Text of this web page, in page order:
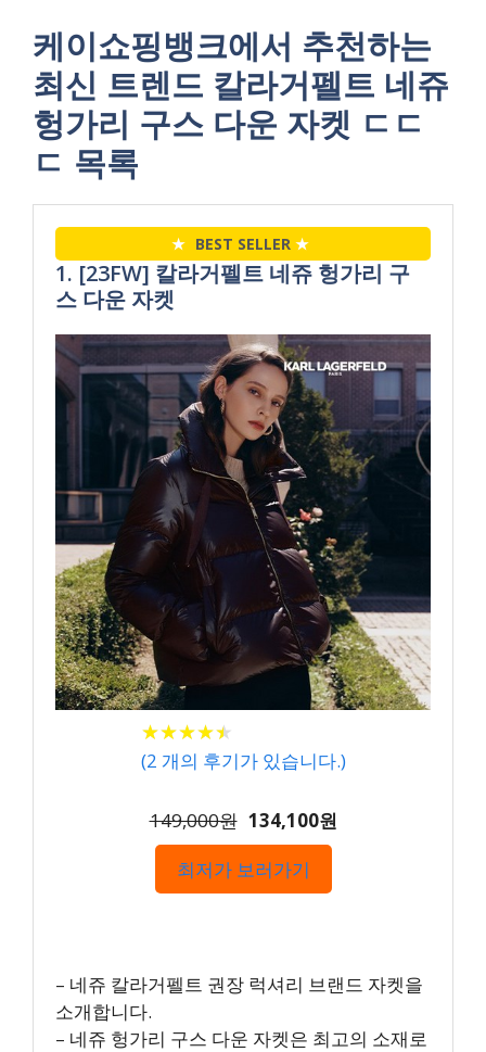
케이쇼핑뱅크에서 추천하는
최신 트렌드 칼라거펠트 네쥬
헝가리 구스 다운 자켓 ㄷㄷ
ㄷ 목록
★ BEST SELLER ★
1. [23FW] 칼라거펠트 네쥬 헝가리 구
스 다운 자켓
★★★★★
★★★★★
(2 개의 후기가 있습니다.)
149,000원 134,100원
최저가 보러가기
– 네쥬 칼라거펠트 권장 럭셔리 브랜드 자켓을
소개합니다.
– 네쥬 헝가리 구스 다운 자켓은 최고의 소재로